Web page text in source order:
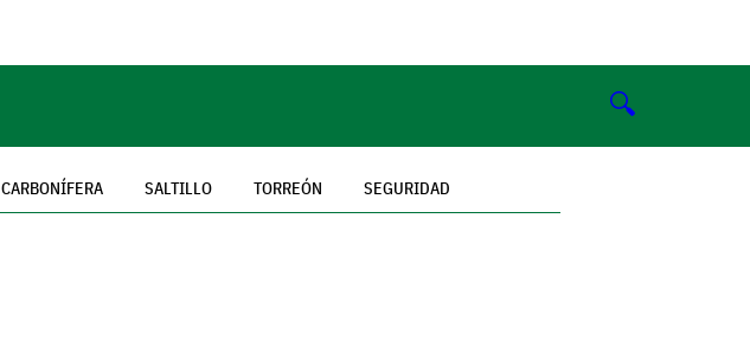
🔍
CARBONÍFERA SALTILLO TORREÓN SEGURIDAD